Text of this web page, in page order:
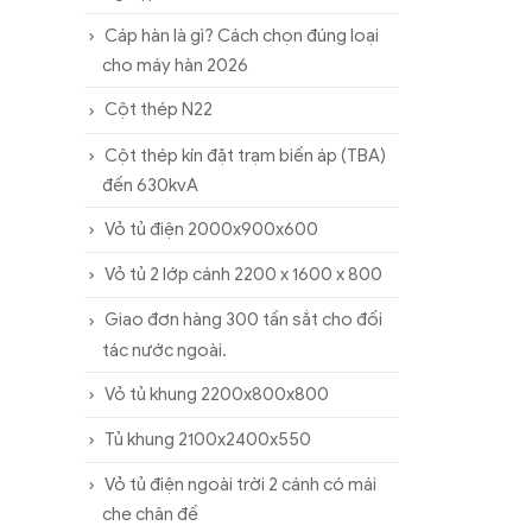
Cáp hàn là gì? Cách chọn đúng loại
cho máy hàn 2026
Cột thép N22
Cột thép kín đặt trạm biến áp (TBA)
đến 630kvA
Vỏ tủ điện 2000x900x600
Vỏ tủ 2 lớp cánh 2200 x 1600 x 800
Giao đơn hàng 300 tấn sắt cho đối
tác nước ngoài.
Vỏ tủ khung 2200x800x800
Tủ khung 2100x2400x550
Vỏ tủ điện ngoài trời 2 cánh có mái
che chân đế